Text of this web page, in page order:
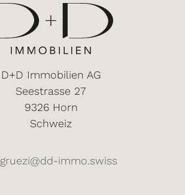
D+D Immobilien AG
Seestrasse 27
9326 Horn
Schweiz
gruezi@dd-immo.swiss